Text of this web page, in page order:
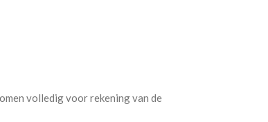
volledig voor rekening van de